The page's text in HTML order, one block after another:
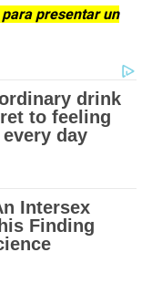
presentar un